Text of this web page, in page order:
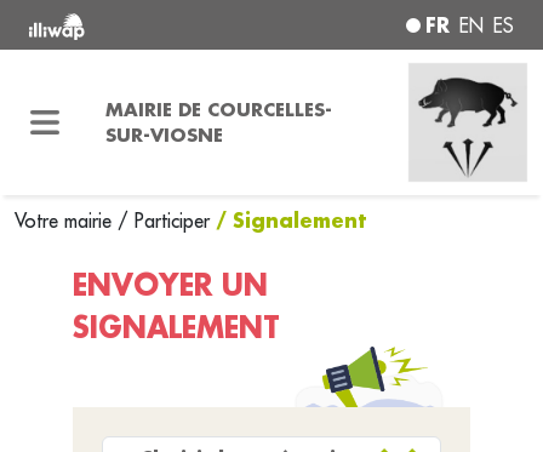
FR EN ES
MAIRIE DE COURCELLES-
SUR-VIOSNE
Votre mairie / Participer / Signalement
ENVOYER UN
SIGNALEMENT